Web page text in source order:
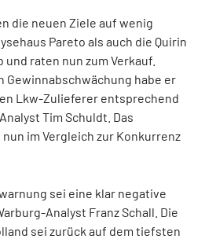
die neuen Ziele auf wenig
Pareto als auch die Quirin
raten nun zum Verkauf.
Gewinnabschwächung habe er
Lkw-Zulieferer entsprechend
Tim Schuldt. Das
im Vergleich zur Konkurrenz
sei eine klar negative
Analyst Franz Schall. Die
sei zurück auf dem tiefsten